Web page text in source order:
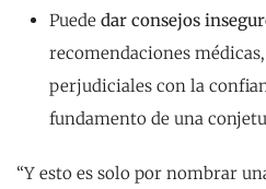
Puede dar consejos
recomendaciones
perjudiciales con la
fundamento de una
“Y esto es solo por nombrar